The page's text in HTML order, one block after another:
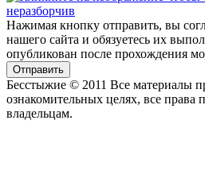
Нажимая кнопку отправить, вы
нашего сайта и обязуетесь их
опубликован после прохождения
Отправить
Бесстыжие © 2011 Все материалы
ознакомительных целях, все права
владельцам.